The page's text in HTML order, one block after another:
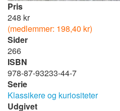
Pris
248 kr
(medlemmer: 198,40 kr)
Sider
266
ISBN
978-87-93233-44-7
Serie
Klassikere og kuriositeter
Udgivet